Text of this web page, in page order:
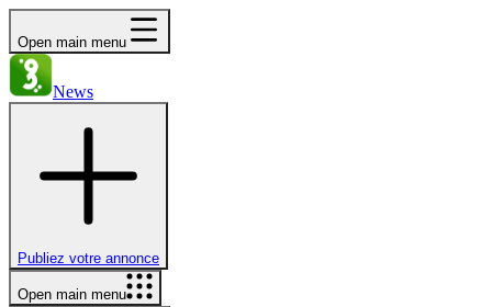
Open main menu
News
Publiez votre annonce
Open main menu